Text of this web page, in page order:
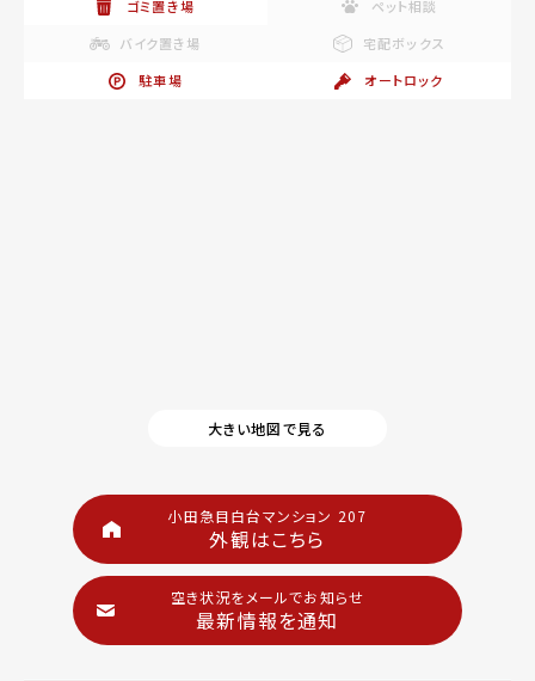
ゴミ置き場
ペット相談
バイク置き場
宅配ボックス
駐車場
オートロック
大きい地図で見る
小田急目白台マンション 207
外観はこちら
空き状況をメールでお知らせ
最新情報を通知